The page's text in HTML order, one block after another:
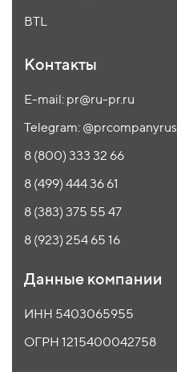
BTL
Контакты
E-mail: pr@ru-pr.ru
Telegram: @prcompanyrus
8 (800) 333 32 66
8 (499) 444 36 61
8 (383) 375 55 47
8 (923) 254 65 16
Данные компании
ИНН 5403065955
ОГРН 1215400042758